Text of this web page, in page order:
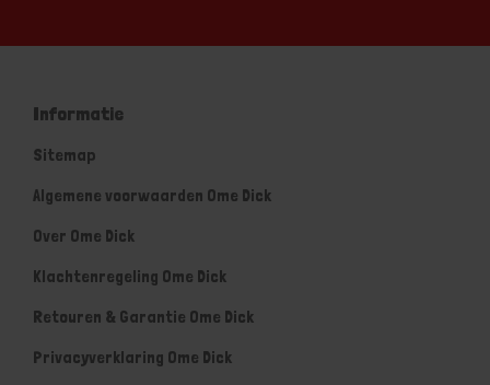
Informatie
Sitemap
Algemene voorwaarden Ome Dick
Over Ome Dick
Klachtenregeling Ome Dick
Retouren & Garantie Ome Dick
Privacyverklaring Ome Dick